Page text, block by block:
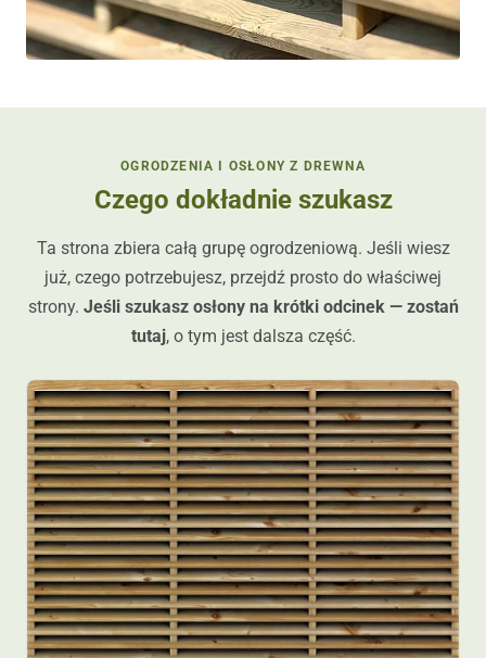
OGRODZENIA I OSŁONY Z DREWNA
Czego dokładnie szukasz
Ta strona zbiera całą grupę ogrodzeniową. Jeśli wiesz
już, czego potrzebujesz, przejdź prosto do właściwej
strony. Jeśli szukasz osłony na krótki odcinek — zostań
tutaj, o tym jest dalsza część.